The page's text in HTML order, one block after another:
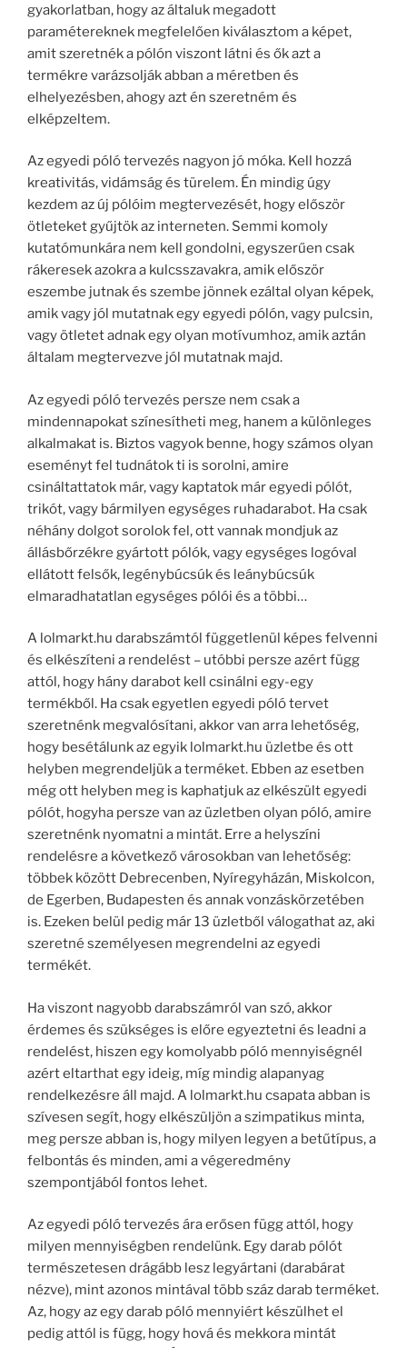
gyakorlatban, hogy az általuk megadott
paramétereknek megfelelően kiválasztom a képet,
amit szeretnék a pólón viszont látni és ők azt a
termékre varázsolják abban a méretben és
elhelyezésben, ahogy azt én szeretném és
elképzeltem.
Az egyedi póló tervezés nagyon jó móka. Kell hozzá
kreativitás, vidámság és türelem. Én mindig úgy
kezdem az új pólóim megtervezését, hogy először
ötleteket gyűjtök az interneten. Semmi komoly
kutatómunkára nem kell gondolni, egyszerűen csak
rákeresek azokra a kulcsszavakra, amik először
eszembe jutnak és szembe jönnek ezáltal olyan képek,
amik vagy jól mutatnak egy egyedi pólón, vagy pulcsin,
vagy ötletet adnak egy olyan motívumhoz, amik aztán
általam megtervezve jól mutatnak majd.
Az egyedi póló tervezés persze nem csak a
mindennapokat színesítheti meg, hanem a különleges
alkalmakat is. Biztos vagyok benne, hogy számos olyan
eseményt fel tudnátok ti is sorolni, amire
csináltattatok már, vagy kaptatok már egyedi pólót,
trikót, vagy bármilyen egységes ruhadarabot. Ha csak
néhány dolgot sorolok fel, ott vannak mondjuk az
állásbőrzékre gyártott pólók, vagy egységes logóval
ellátott felsők, legénybúcsúk és leánybúcsúk
elmaradhatatlan egységes pólói és a többi…
A lolmarkt.hu darabszámtól függetlenül képes felvenni
és elkészíteni a rendelést – utóbbi persze azért függ
attól, hogy hány darabot kell csinálni egy-egy
termékből. Ha csak egyetlen egyedi póló tervet
szeretnénk megvalósítani, akkor van arra lehetőség,
hogy besétálunk az egyik lolmarkt.hu üzletbe és ott
helyben megrendeljük a terméket. Ebben az esetben
még ott helyben meg is kaphatjuk az elkészült egyedi
pólót, hogyha persze van az üzletben olyan póló, amire
szeretnénk nyomatni a mintát. Erre a helyszíni
rendelésre a következő városokban van lehetőség:
többek között Debrecenben, Nyíregyházán, Miskolcon,
de Egerben, Budapesten és annak vonzáskörzetében
is. Ezeken belül pedig már 13 üzletből válogathat az, aki
szeretné személyesen megrendelni az egyedi
termékét.
Ha viszont nagyobb darabszámról van szó, akkor
érdemes és szükséges is előre egyeztetni és leadni a
rendelést, hiszen egy komolyabb póló mennyiségnél
azért eltarthat egy ideig, míg mindig alapanyag
rendelkezésre áll majd. A lolmarkt.hu csapata abban is
szívesen segít, hogy elkészüljön a szimpatikus minta,
meg persze abban is, hogy milyen legyen a betűtípus, a
felbontás és minden, ami a végeredmény
szempontjából fontos lehet.
Az egyedi póló tervezés ára erősen függ attól, hogy
milyen mennyiségben rendelünk. Egy darab pólót
természetesen drágább lesz legyártani (darabárat
nézve), mint azonos mintával több száz darab terméket.
Az, hogy az egy darab póló mennyiért készülhet el
pedig attól is függ, hogy hová és mekkora mintát